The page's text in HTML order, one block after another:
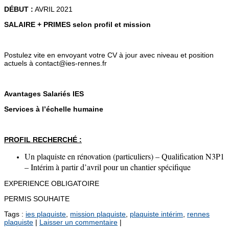
DÉBUT : AVRIL 2021
SALAIRE + PRIMES selon profil et mission
Postulez vite en envoyant votre CV à jour avec niveau et position
actuels à contact@ies-rennes.fr
Avantages Salariés IES
Services à l’échelle humaine
PROFIL RECHERCHÉ :
Un plaquiste en rénovation (particuliers) – Qualification N3P1
– Intérim à partir d’avril pour un chantier spécifique
EXPERIENCE OBLIGATOIRE
PERMIS SOUHAITE
Tags : ies plaquiste mission plaquiste plaquiste intérim
rennes
plaquiste | Laisser un commentaire |